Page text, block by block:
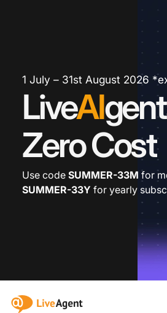
1 July – 31st August 2026
LiveAI
Zero Cost
Use code SUMMER-33M for
SUMMER-33Y for yearly
:site.title